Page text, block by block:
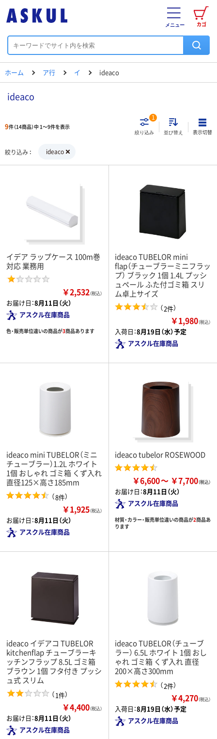
カゴ
メニュー
ホーム ア行 イ ideaco
ideaco
9件（14商品）中 1～9件を表示
絞り込み
1
並び替え 表示切替
絞り込み ideaco
イデア ラップケース 100m巻
対応 業務用
￥2,532（税込）
お届け日：8月11日（火）
アスクル在庫商品
色・販売単位違いの商品が3商品あります
ideaco TUBELOR mini
flap（チューブラーミニフラッ
プ） ブラック 1個 1.4L プッシ
ュペール ふた付ゴミ箱 スリ
ム卓上サイズ
（2件）
￥1,980（税込）
入荷日：8月19日（水）予定
アスクル在庫商品
ideaco mini TUBELOR（ミニ
チューブラー）1.2L ホワイト
1個 おしゃれ ゴミ箱 くず入れ
直径125×高さ185mm
（8件）
￥1,925（税込）
お届け日：8月11日（火）
アスクル在庫商品
ideaco tubelor ROSEWOOD
￥6,600 ￥7,700
お届け日：8月11日（火）
アスクル在庫商品
材質・カラー・販売単位違いの商品が2商品あ
ります
ideaco イデアコ TUBELOR
kitchenflap チューブラーキ
ッチンフラップ 8.5L ゴミ箱
ブラウン 1個 フタ付き プッシ
ュ式 スリム
（1件）
￥4,400（税込）
お届け日：8月11日（火）
アスクル在庫商品
ideaco TUBELOR（チューブ
ラー） 6.5L ホワイト 1個 おし
ゃれ ゴミ箱 くず入れ 直径
200×高さ300mm
（2件）
￥4,270（税込）
入荷日：8月19日（水）予定
アスクル在庫商品